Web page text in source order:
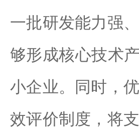
一批研发能力强
够形成核心技术
小企业。同时，
效评价制度，将